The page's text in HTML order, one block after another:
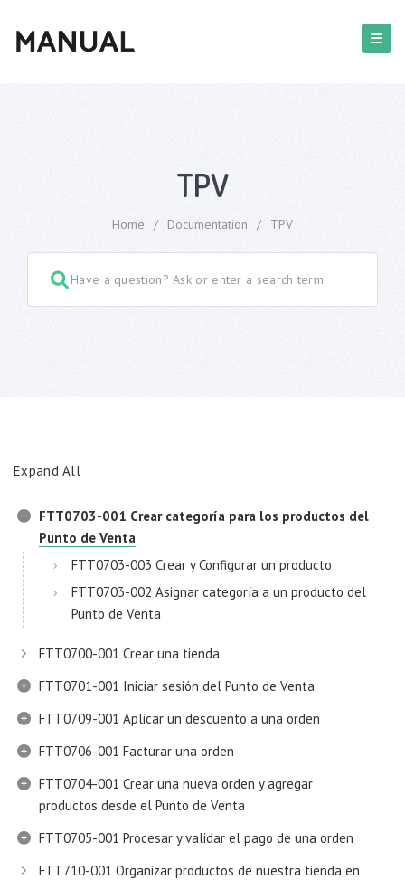
TPV
Home / Documentation / TPV
Expand All
FTT0703-001 Crear categoría para los productos del
Punto de Venta
FTT0703-003 Crear y Configurar un producto
FTT0703-002 Asignar categoría a un producto del
Punto de Venta
FTT0700-001 Crear una tienda
FTT0701-001 Iniciar sesión del Punto de Venta
FTT0709-001 Aplicar un descuento a una orden
FTT0706-001 Facturar una orden
FTT0704-001 Crear una nueva orden y agregar
productos desde el Punto de Venta
FTT0705-001 Procesar y validar el pago de una orden
FTT710-001 Organizar productos de nuestra tienda en